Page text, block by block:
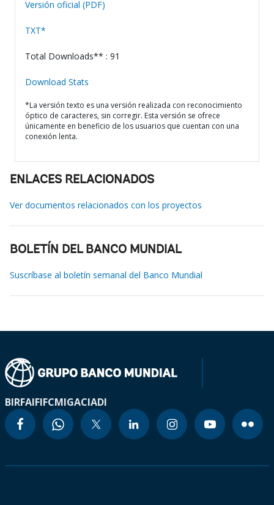
Versión oficial (PDF)
TXT*
Total Downloads** : 91
Download Stats
*La versión texto es una versión realizada con reconocimiento
óptico de caracteres, sin corregir. Esta versión se ofrece
únicamente en beneficio de los usuarios que cuentan con una
conexión lenta.
ENLACES RELACIONADOS
Ver documentos relacionados con los proyectos
BOLETÍN DEL BANCO MUNDIAL
Suscríbase al boletín semanal del Banco Mundial
BIRFAIFIFCMIGACIADI